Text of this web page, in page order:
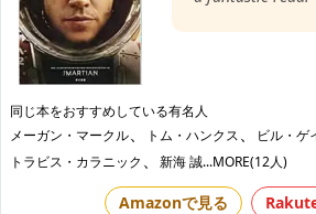
同じ本をおすすめしている有名人
メーガン・マークル、 トム・ハンクス、 ビル・ゲ
トラビス・カラニック 、 新海 誠...MORE(12人)
Amazonで見る